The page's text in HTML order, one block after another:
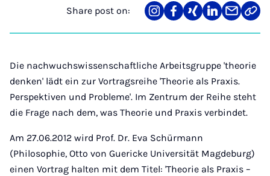
Share post on:
Share
on
Teilen
auf
Teilen
auf
Teilen
auf
Teilen
über
Mail
Link
Die nachwuchswissenschaftliche Arbeitsgruppe 'theorie
denken' lädt ein zur Vortragsreihe 'Theorie als Praxis.
Perspektiven und Probleme'. Im Zentrum der Reihe steht
die Frage nach dem, was Theorie und Praxis verbindet.
Am 27.06.2012 wird Prof. Dr. Eva Schürmann
(Philosophie, Otto von Guericke Universität Magdeburg)
einen Vortrag halten mit dem Titel: 'Theorie als Praxis –